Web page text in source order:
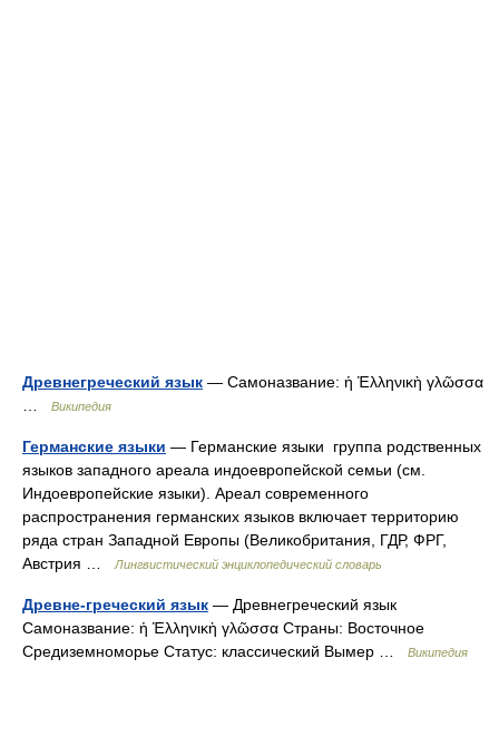
Древнегреческий язык — Самоназвание: ἡ Ἑλληνικὴ γλῶσσα
Википедия
Германские языки — Германские языки группа родственных
языков западного ареала индоевропейской семьи (см.
Индоевропейские языки). Ареал современного
распространения германских языков включает территорию
ряда стран Западной Европы (Великобритания, ГДР, ФРГ,
Австрия …
Лингвистический энциклопедический словарь
Древне-греческий язык — Древнегреческий язык
Самоназвание: ἡ Ἑλληνικὴ γλῶσσα Страны: Восточное
Средиземноморье Статус: классический Вымер …
Википедия